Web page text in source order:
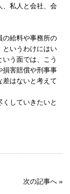
、私人と会社、会
の給料や事務所の
というわけにはい
う面では、こう
損害賠償や刑事事
差はないと考えて
していきたいと
次の記事へ »